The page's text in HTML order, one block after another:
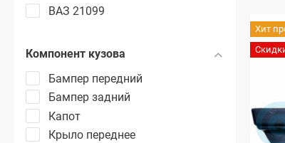
ВАЗ 21099
Компонент кузова
Бампер передний
Бампер задний
Капот
Крыло переднее
Хит